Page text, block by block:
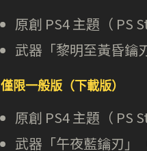
原創 PS4 主題（ PS
武器「黎明至黃昏鑰
僅限一般版（下載版）
原創 PS4 主題（ PS
武器「午夜藍鑰刃」